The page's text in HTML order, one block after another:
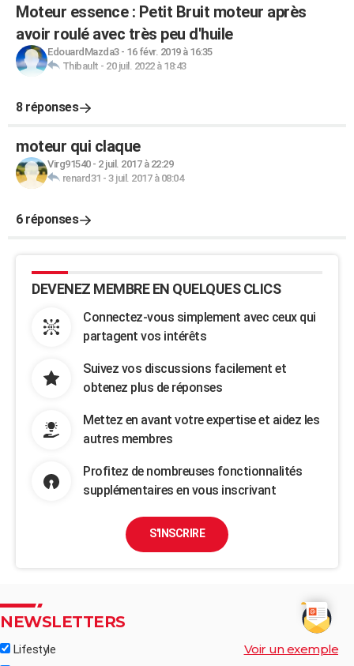
Moteur essence : Petit Bruit moteur après
avoir roulé avec très peu d'huile
EdouardMazda3- 16 févr. 2019 à 16:35
Thibault - 20 juil. 2022 à 18:43
8 réponses
moteur qui claque
Virg91540- 2 juil. 2017 à 22:29
renard31 - 3 juil. 2017 à 08:04
6 réponses
DEVENEZ MEMBRE EN QUELQUES CLICS
Connectez-vous simplement avec ceux qui
partagent vos intérêts
Suivez vos discussions facilement et
obtenez plus de réponses
Mettez en avant votre expertise et aidez les
autres membres
Profitez de nombreuses fonctionnalités
supplémentaires en vous inscrivant
S'INSCRIRE
NEWSLETTERS
Lifestyle Voir un exemple